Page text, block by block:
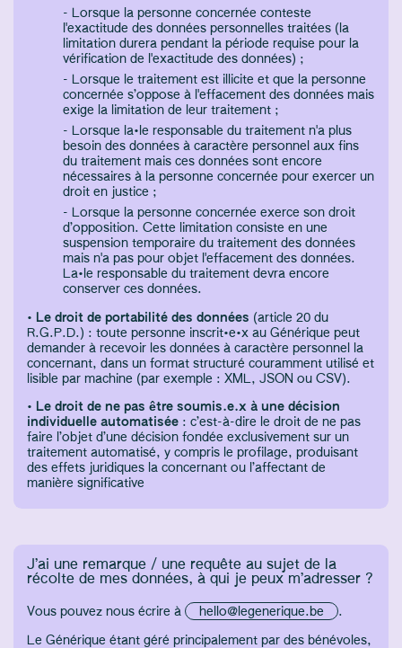
Lorsque la personne concernée conteste
l'exactitude des données personnelles traitées (la
limitation durera pendant la période requise pour la
vérification de l'exactitude des données) ;
Lorsque le traitement est illicite et que la personne
concernée s’oppose à l'effacement des données mais
exige la limitation de leur traitement ;
Lorsque la·le responsable du traitement n'a plus
besoin des données à caractère personnel aux fins
du traitement mais ces données sont encore
nécessaires à la personne concernée pour exercer un
droit en justice ;
Lorsque la personne concernée exerce son droit
d’opposition. Cette limitation consiste en une
suspension temporaire du traitement des données
mais n'a pas pour objet l'effacement des données.
La·le responsable du traitement devra encore
conserver ces données.
• Le droit de portabilité des données (article 20 du
R.G.P.D.) : toute personne inscrit·e·x au Générique peut
demander à recevoir les données à caractère personnel la
concernant, dans un format structuré couramment utilisé et
lisible par machine (par exemple : XML, JSON ou CSV).
• Le droit de ne pas être soumis.e.x à une décision
individuelle automatisée : c’est-à-dire le droit de ne pas
faire l’objet d’une décision fondée exclusivement sur un
traitement automatisé, y compris le profilage, produisant
des effets juridiques la concernant ou l’affectant de
manière significative
J’ai une remarque / une requête au sujet de la
récolte de mes données, à qui je peux m’adresser ?
Vous pouvez nous écrire à hello@legenerique.be .
Le Générique étant géré principalement par des bénévoles,